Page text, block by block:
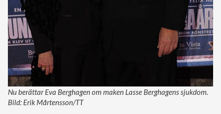
Nu berättar Eva Berghagen om maken Lasse Berghagens sjukdom.
Bild: Erik Mårtensson/TT